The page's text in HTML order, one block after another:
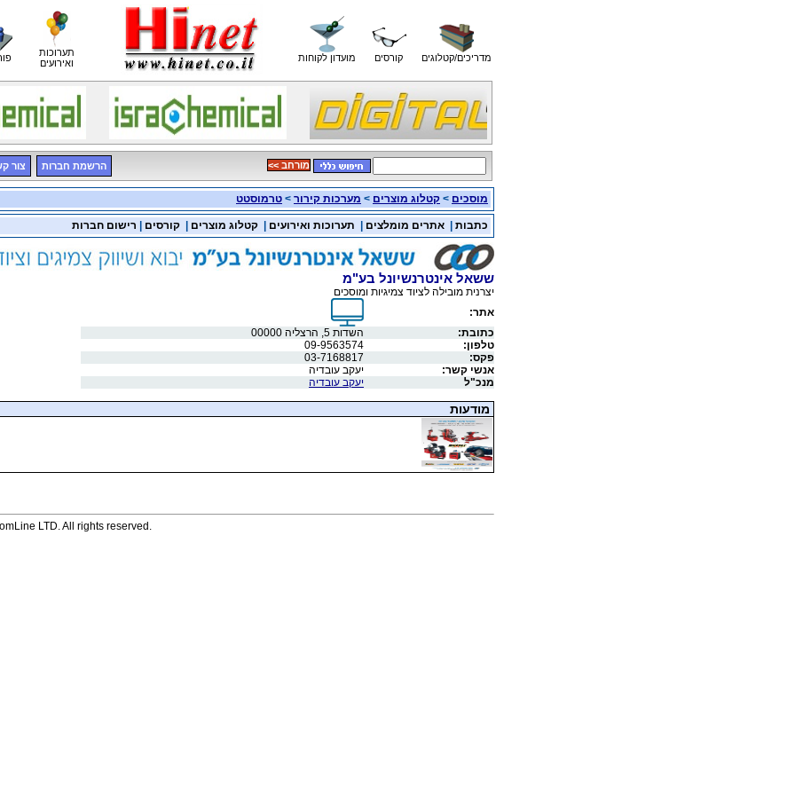
תערוכות
ואירועים
מועדון לקוחות קורסים מדריכים/קטלוגים
הרשמת חברות צור << מורחב
מוסכים > קטלוג מוצרים > מערכות קירור > טרמוסטט
כתבות אתרים מומלצים תערוכות ואירועים קטלוג מוצרים קורסים רישום חברות
ששאל אינטרנשיונל בע"מ
יצרנית מובילה לציוד צמיגיות ומוסכים
אתר:
כתובת:
השדות 5, הרצליה 00000
טלפון:
09-9563574
פקס:
03-7168817
אנשי קשר:
יעקב עובדיה
מנכ"ל
יעקב עובדיה
מודעות
LTD. All rights reserved.